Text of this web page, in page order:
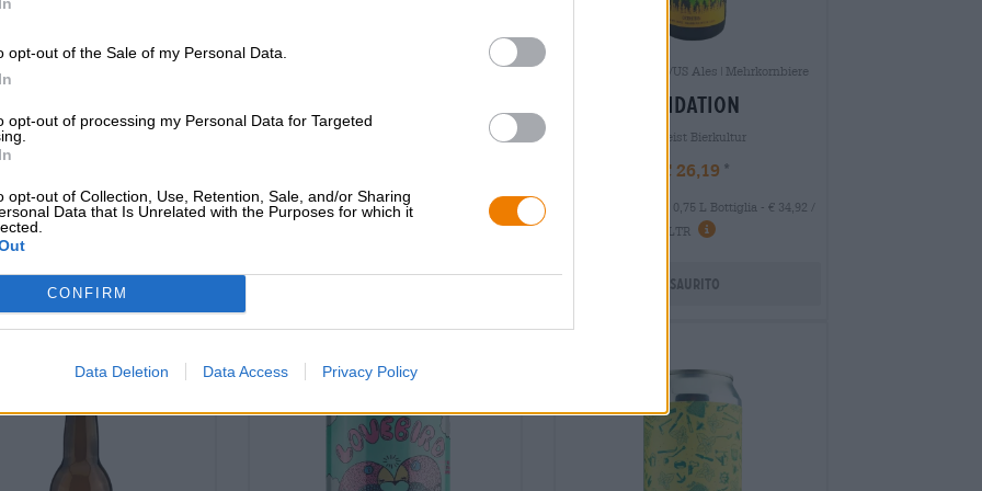
opt-out of the Sale of my Personal Data.
opt-out of processing my Personal Data for Targeted
opt-out of Collection, Use, Retention, Sale, and/or Sharing
Data that Is Unrelated with the Purposes for which it
CONFIRM
Data Deletion Data Access Privacy Policy
Stile|Mehrkornbiere|Frucht-,
Kräuter-, und Gewürzbiere
€ 3,99
0,47 L POTERE - € 8,49 / LTR
Esaurito
korean rice lager
EINWEG
0,44 L POTERE - € 12,70 / LTR
Weitere Stile|UK/US Ales|Mehrkornbiere
oxidation
Freigeist Bierkultur
€ 26,19
0,75 L Bottiglia - € 34,92 /
LTR
Esaurito